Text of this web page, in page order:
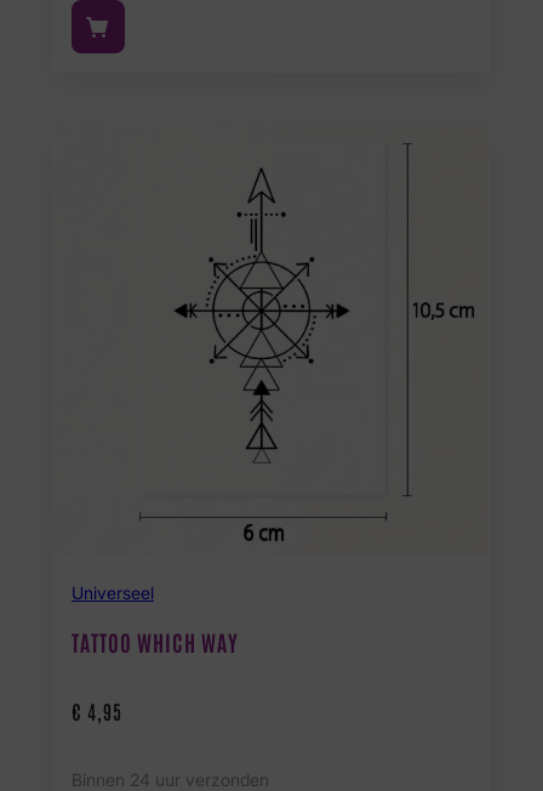
Universeel
TATTOO WHICH WAY
€ 4,95
Binnen 24 uur verzonden